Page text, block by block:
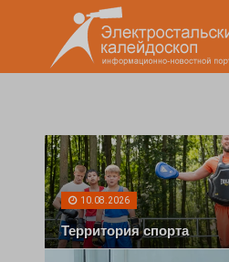
10.08.2026
Территория спорта